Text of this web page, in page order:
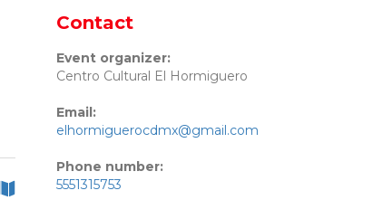
Contact
Event organizer:
Centro Cultural El Hormiguero
Email:
elhormiguerocdmx@gmail.com
Phone number:
5551315753